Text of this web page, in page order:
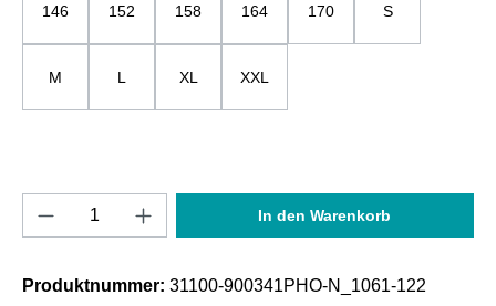
146 152 158 164 170 S
M L XL XXL
Produkt Anzahl: Gib den gewünschten
In den Warenkorb
Produktnummer: 31100-900341PHO-N_1061-122